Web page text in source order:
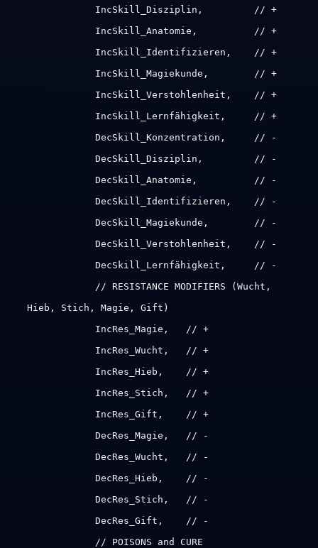
IncSkill_Disziplin, // +
IncSkill_Anatomie, // +
IncSkill_Identifizieren, // +
IncSkill_Magiekunde, // +
IncSkill_Verstohlenheit, // +
IncSkill_Lernfähigkeit, // +
DecSkill_Konzentration, // -
DecSkill_Disziplin, // -
DecSkill_Anatomie, // -
DecSkill_Identifizieren, // -
DecSkill_Magiekunde, // -
DecSkill_Verstohlenheit, // -
DecSkill_Lernfähigkeit, // -
// RESISTANCE MODIFIERS (Wucht,
Hieb, Stich, Magie, Gift)
IncRes_Magie, // +
IncRes_Wucht, // +
IncRes_Hieb, // +
IncRes_Stich, // +
IncRes_Gift, // +
DecRes_Magie, // -
DecRes_Wucht, // -
DecRes_Hieb, // -
DecRes_Stich, // -
DecRes_Gift, // -
// POISONS and CURE